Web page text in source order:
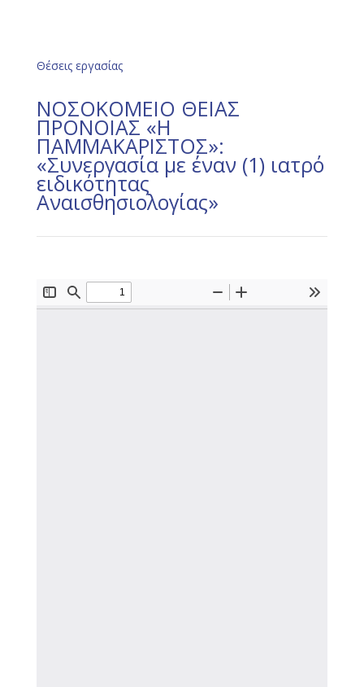
Θέσεις εργασίας
ΝΟΣΟΚΟΜΕΙΟ ΘΕΙΑΣ
ΠΡΟΝΟΙΑΣ «Η
ΠΑΜΜΑΚΑΡΙΣΤΟΣ»:
«Συνεργασία με έναν (1) ιατρό
ειδικότητας
Αναισθησιολογίας»